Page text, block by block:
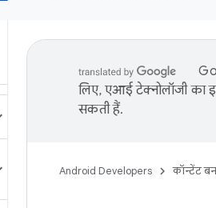
लिए, एआई टेक्नोलॉजी का
सकती हैं.
Android Developers कॉन्टेंट